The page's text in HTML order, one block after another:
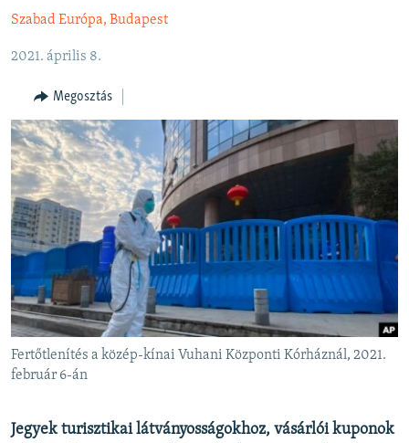
tartalomjegyzékre
ELEMZŐ
NER15
SZABADON
TÁRSADALOM
DEMOKRÁCIA
A PÉNZ NYOMÁBAN
EURÓPAI UNIÓ
VILÁG
KLÍMAVÁLTOZÁS
A MÚLT TANULSÁGAI
KÖVESSEN MINKET!
Szabad Európa, Budapest
2021. április 8.
Megosztás
Fertőtlenítés a közép-kínai Vuhani Központi Kórháznál, 2021.
február 6-án
Jegyek turisztikai látványosságokhoz, vásárlói kuponok
Spotify